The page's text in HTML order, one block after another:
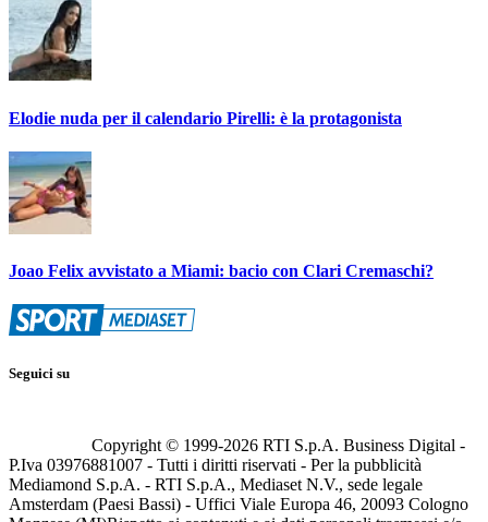
Elodie nuda per il calendario Pirelli: è la protagonista
Joao Felix avvistato a Miami: bacio con Clari Cremaschi?
Seguici su
Copyright © 1999-2026 RTI S.p.A. Business Digital -
P.Iva 03976881007 - Tutti i diritti riservati - Per la pubblicità
Mediamond S.p.A. - RTI S.p.A., Mediaset N.V., sede legale
Amsterdam (Paesi Bassi) - Uffici Viale Europa 46, 20093 Cologno